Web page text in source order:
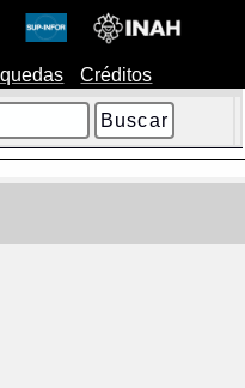
Créditos